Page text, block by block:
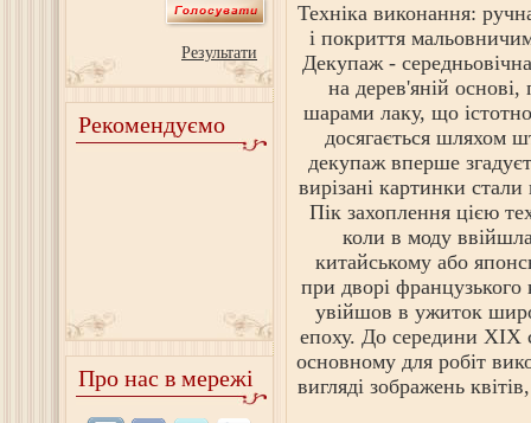
Результати
Рекомендуємо
Про нас в мережі
Техніка виконання:
і покриття
Декупаж -
на дерев'яній
шарами лаку, що істотно
досягається шляхом
декупаж вперше
вирізані картинки
Пік захоплення цією
коли в моду
китайському або
при дворі
увійшов в ужиток
епоху. До середини XIX
основному для робіт
вигляді зображень